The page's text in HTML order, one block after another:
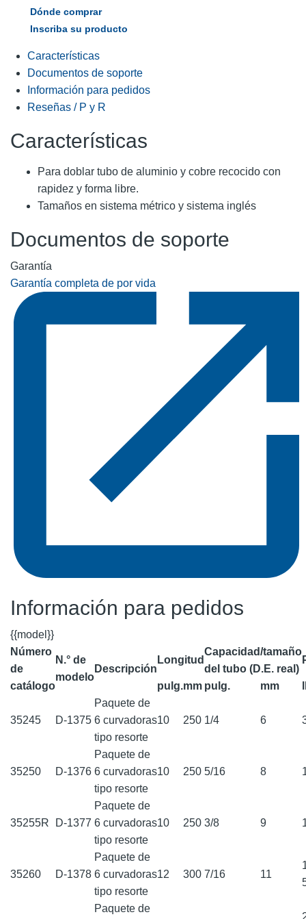
Dónde comprar
Inscriba su producto
Características
Documentos de soporte
Información para pedidos
Reseñas / P y R
Características
Para doblar tubo de aluminio y cobre recocido con
rapidez y forma libre.
Tamaños en sistema métrico y sistema inglés
Documentos de soporte
Garantía
Garantía completa de por vida
Información para pedidos
{{model}}
Número
de
catálogo
N.° de
modelo
Descripción
Longitud
Capacidad/tamaño
del tubo (D.E. real)
pulg.mm pulg. mm
35245 D-1375
Paquete de
6 curvadoras
tipo resorte
10 250 1/4 6
35250 D-1376
Paquete de
6 curvadoras
tipo resorte
10 250 5/16 8
35255R D-1377
Paquete de
6 curvadoras
tipo resorte
10 250 3/8 9
35260 D-1378
Paquete de
6 curvadoras
tipo resorte
12 300 7/16 11
Paquete de